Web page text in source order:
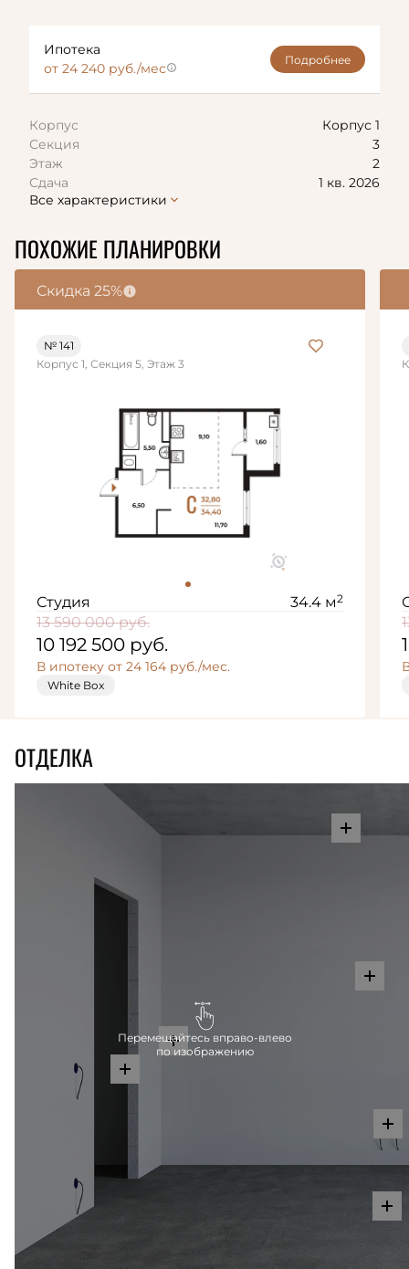
Ипотека
от 24 240 руб./мес
Подробнее
Корпус
Корпус 1
Секция
3
Этаж
2
Сдача
1 кв. 2026
Все характеристики
ПОХОЖИЕ ПЛАНИРОВКИ
Скидка 25%
№ 141
Корпус 1, Секция 5, Этаж 3
Студия 34.4 м2
13 590 000руб.
10 192 500 руб.
В ипотеку от 24 164 руб./мес.
White Box
ОТДЕЛКА
Перемещайтесь вправо-влево
по изображению